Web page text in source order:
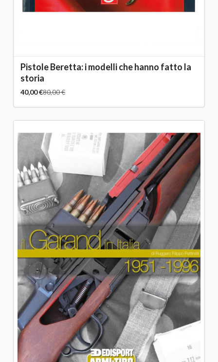
Pistole Beretta: i modelli che hanno fatto la
storia
40,00 €80,00 €